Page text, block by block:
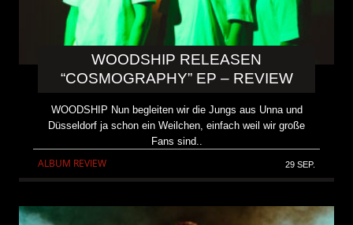
WOODSHIP RELEASEN
“COSMOGRAPHY” EP – REVIEW
WOODSHIP Nun begleiten wir die Jungs aus Unna und
Düsseldorf ja schon ein Weilchen, einfach weil wir große
Fans sind..
ALBUM REVIEW 29 SEP.